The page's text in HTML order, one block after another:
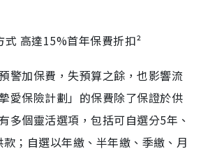
式 高達15%首年保費折扣²
警加保費，失預算之餘，也影響流
愛保險計劃」的保費除了保證於供
多個靈活選項，包括可自選分5年、
；自選以年繳、半年繳、季繳、月